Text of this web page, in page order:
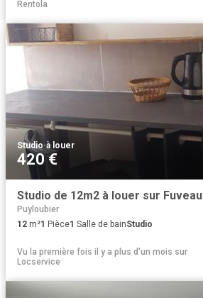
Rentola
Studio·à louer
420 €
Studio de 12m2 à louer sur Fuveau
Puyloubier
12 m²1 Pièce1 Salle de bainStudio
Vu la première fois il y a plus d'un mois sur
Locservice